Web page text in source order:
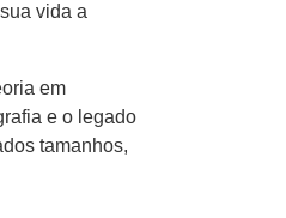
vida a
em
e o legado
tamanhos,